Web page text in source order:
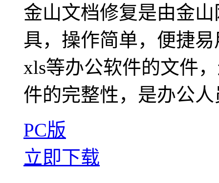
金山文档修复是由金
具，操作简单，便捷
xls等办公软件的文件
件的完整性，是办公
PC版
立即下载